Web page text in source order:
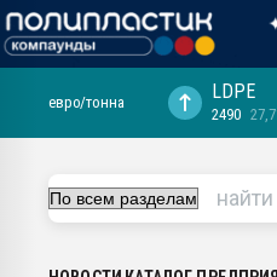
29.07.2026 ФРП помог "Ижевскому
евро/тонна LDPE
2490